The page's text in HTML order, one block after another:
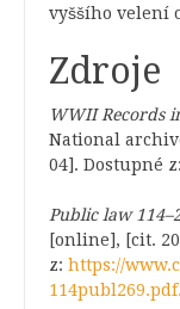
vyššího velení
Zdroje
WWII Records
National
04]. Dostupné z:
Public law
[online], [cit.
z: https://
114publ269.pdf.